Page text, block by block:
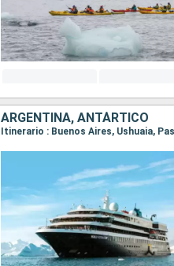
ARGENTINA, ANTÁRTICO
Itinerario : Buenos Aires, Ushuaia,